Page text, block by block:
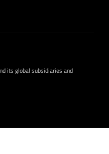
its global subsidiaries and